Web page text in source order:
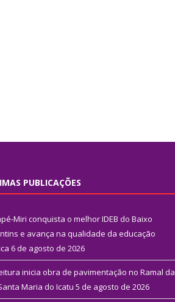
PUBLICAÇÕES
Miri conquista o melhor IDEB do Baixo
e avança na qualidade da educação
6 de agosto de 2026
inicia obra de pavimentação no Ramal da
Maria do Icatu 5 de agosto de 2026